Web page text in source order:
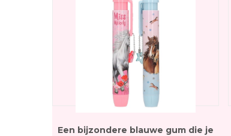
Een bijzondere blauwe gum die je